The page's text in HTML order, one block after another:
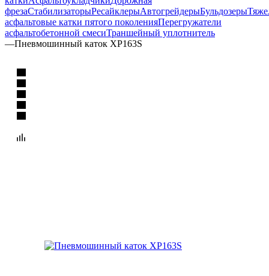
фрезаСтабилизаторыРесайклерыАвтогрейдерыБульдозеры
асфальтовые катки пятого поколенияПерегружатели
асфальтобетонной смесиТраншейный уплотнитель
—Пневмошинный каток XP163S